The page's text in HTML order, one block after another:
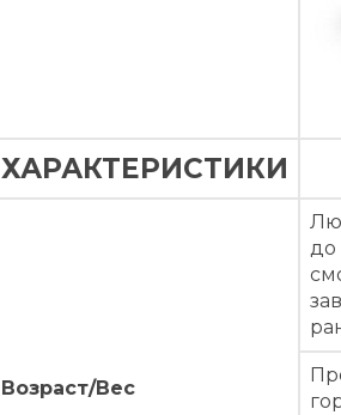
ХАРАКТЕРИСТИКИ
Возраст/Вес
до